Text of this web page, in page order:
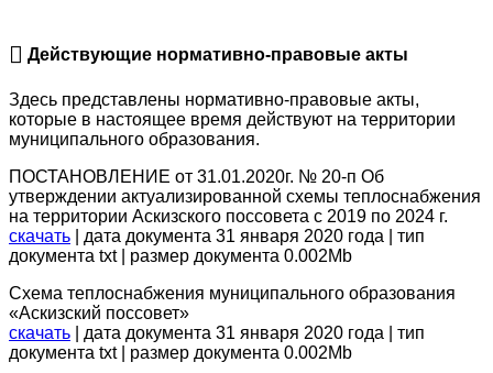
Действующие нормативно-правовые акты
Здесь представлены нормативно-правовые акты,
которые в настоящее время действуют на территории
муниципального образования.
ПОСТАНОВЛЕНИЕ от 31.01.2020г. № 20-п Об
утверждении актуализированной схемы теплоснабжения
на территории Аскизского поссовета с 2019 по 2024 г.
скачать | дата документа 31 января 2020 года | тип
документа txt | размер документа 0.002Mb
Схема теплоснабжения муниципального образования
«Аскизский поссовет»
скачать | дата документа 31 января 2020 года | тип
документа txt | размер документа 0.002Mb